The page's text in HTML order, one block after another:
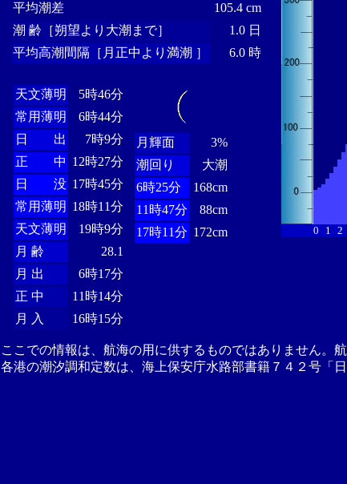
平均潮差
105.4 cm
潮 齢［朔望より大潮まで］
1.0 日
平均高潮間隔［月正中より満潮 ］
6.0 時
天文薄明
5時46分
常用薄明
6時44分
日 出
7時9分
正 中 12時27分
日 没 17時45分
常用薄明 18時11分
天文薄明
19時9分
月 齢
28.1
月 出
6時17分
正 中
11時14分
月 入
16時15分
月輝面
3%
潮回り
大潮
6時25分
168cm
11時47分
88cm
17時11分 172cm 0 1 2
ここでの情報は、航海の用に供するものではありません。
各港の潮汐調和定数は、海上保安庁水路部書籍７４２号「